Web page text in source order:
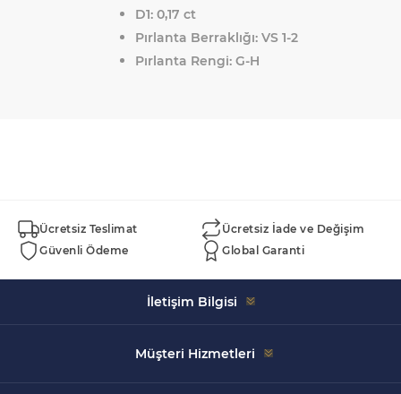
D1: 0,17 ct
Pırlanta Berraklığı: VS 1-2
Pırlanta Rengi: G-H
Ücretsiz Teslimat
Ücretsiz İade ve Değişim
Güvenli Ödeme
Global Garanti
İletişim Bilgisi
İzmir
Müşteri Hizmetleri